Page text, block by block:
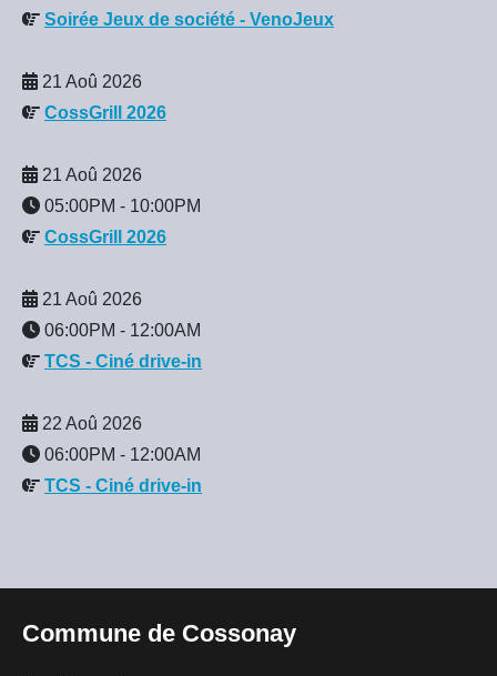
Soirée Jeux de société - VenoJeux
21 Aoû 2026
CossGrill 2026
21 Aoû 2026
05:00PM - 10:00PM
CossGrill 2026
21 Aoû 2026
06:00PM - 12:00AM
TCS - Ciné drive-in
22 Aoû 2026
06:00PM - 12:00AM
TCS - Ciné drive-in
Commune de Cossonay